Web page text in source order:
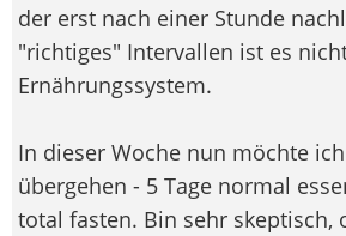
der erst nach einer Stunde
"richtiges" Intervallen ist es
Ernährungssystem.
In dieser Woche nun möchte
übergehen - 5 Tage normal
total fasten. Bin sehr skeptisch,